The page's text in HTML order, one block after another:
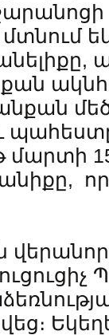
մտնում
մարտի